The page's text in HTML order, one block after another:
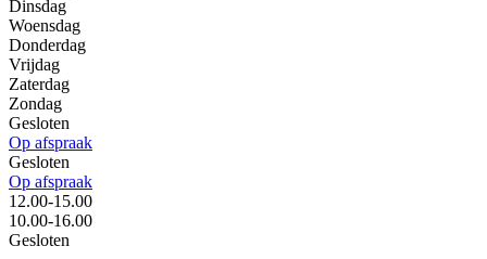
Dinsdag
Woensdag
Donderdag
Vrijdag
Zaterdag
Zondag
Gesloten
Op afspraak
Gesloten
Op afspraak
12.00-15.00
10.00-16.00
Gesloten